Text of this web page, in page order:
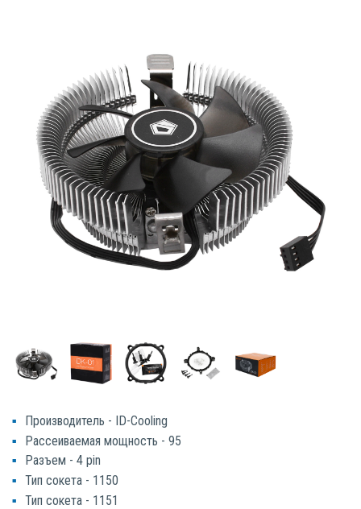
Производитель - ID-Cooling
Рассеиваемая мощность - 95
Разъем - 4 pin
Тип сокета - 1150
Тип сокета - 1151